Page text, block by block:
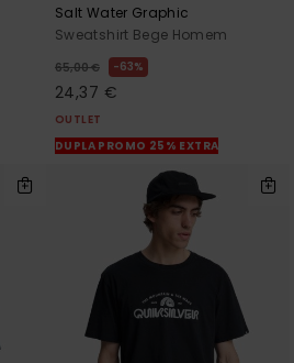
Salt Water Graphic
Sweatshirt Bege Homem
65,00 € 63%
24,37 €
OUTLET
DUPLA PROMO 25% EXTRA